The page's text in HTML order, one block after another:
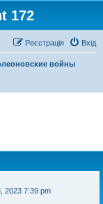
172
Вхід
Реєстрація
войны
2023 7:39 pm